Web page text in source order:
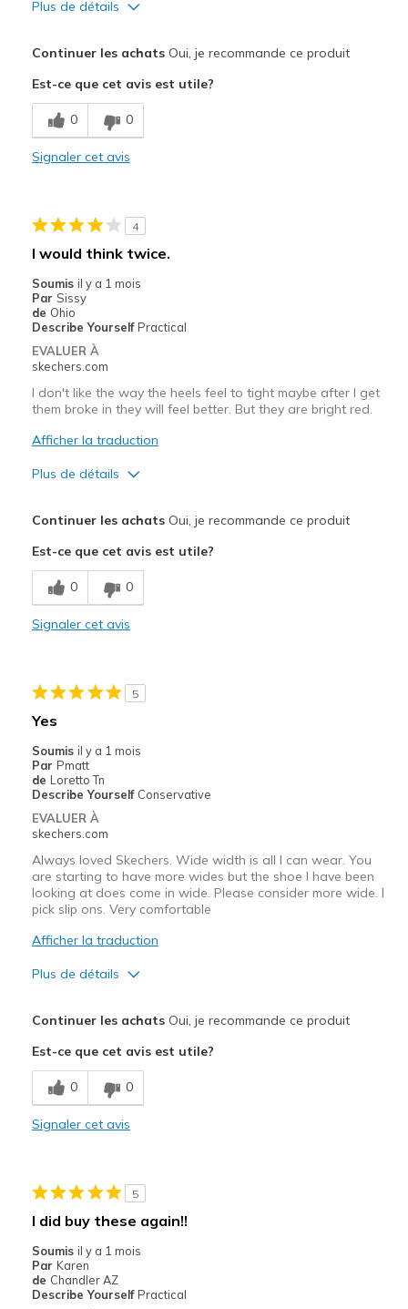
Plus de détails
Comfortable
Durable
I have Livestock so I use these for my around th
Width
Sizing
View On Shoes
Shoes are for Wearing
Continuer les achatsOui, je recommande ce produit
Est-ce que cet avis est utile?
0 0
Signaler cet avis
4
I would think twice.
Soumis il y a 1 mois
Par Sissy
de Ohio
Describe Yourself Practical
EVALUER À
skechers.com
I don't like the way the heels feel to tight maybe after I get
them broke in they will feel better. But they are bright red.
Afficher la traduction
Plus de détails
Stylish
Le contre
Need Break In
Special Occasions
Sizing
View On Shoes
I'm Into Shoes
Continuer les achatsOui, je recommande ce produit
Est-ce que cet avis est utile?
0 0
Signaler cet avis
5
Yes
Soumis il y a 1 mois
Par Pmatt
de Loretto Tn
Describe Yourself Conservative
EVALUER À
skechers.com
Always loved Skechers. Wide width is all I can wear. You
are starting to have more wides but the shoe I have been
looking at does come in wide. Please consider more wide. I
pick slip ons. Very comfortable
Afficher la traduction
Plus de détails
Comfortable
Stylish
Travel
Width
Sizing
View On Shoes
Shoes are for Wearing
Continuer les achatsOui, je recommande ce produit
Est-ce que cet avis est utile?
0 0
Signaler cet avis
5
I did buy these again!!
Soumis il y a 1 mois
Par Karen
de Chandler AZ
Describe Yourself Practical